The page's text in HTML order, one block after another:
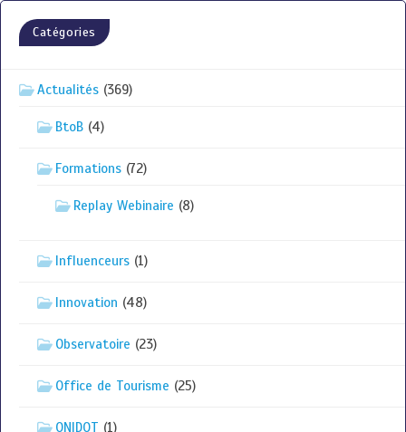
Catégories
Actualités (369)
BtoB (4)
Formations (72)
Replay Webinaire (8)
Influenceurs (1)
Innovation (48)
Observatoire (23)
Office de Tourisme (25)
ONIDOT (1)